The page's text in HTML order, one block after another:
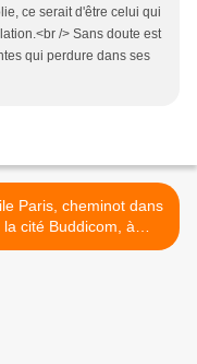
ce serait d'être celui qui
/> Sans doute est
qui perdure dans ses
Paris, cheminot dans
la cité Buddicom, à
en Seine-Et-